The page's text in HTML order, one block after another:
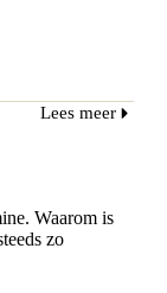
Lees meer
Waarom is
zo